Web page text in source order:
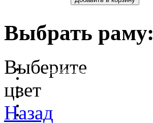
Выбрать раму:
очистить фильтр цвета
Выберите
цвет
Назад